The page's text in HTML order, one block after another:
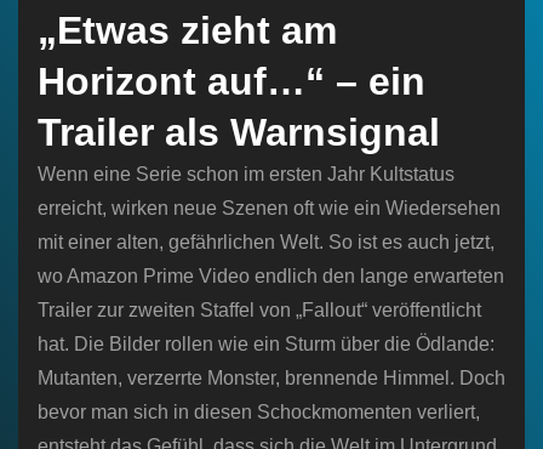
„Etwas zieht am
Horizont auf…“ – ein
Trailer als Warnsignal
Wenn eine Serie schon im ersten Jahr Kultstatus
erreicht, wirken neue Szenen oft wie ein Wiedersehen
mit einer alten, gefährlichen Welt. So ist es auch jetzt,
wo Amazon Prime Video endlich den lange erwarteten
Trailer zur zweiten Staffel von „Fallout“ veröffentlicht
hat. Die Bilder rollen wie ein Sturm über die Ödlande:
Mutanten, verzerrte Monster, brennende Himmel. Doch
bevor man sich in diesen Schockmomenten verliert,